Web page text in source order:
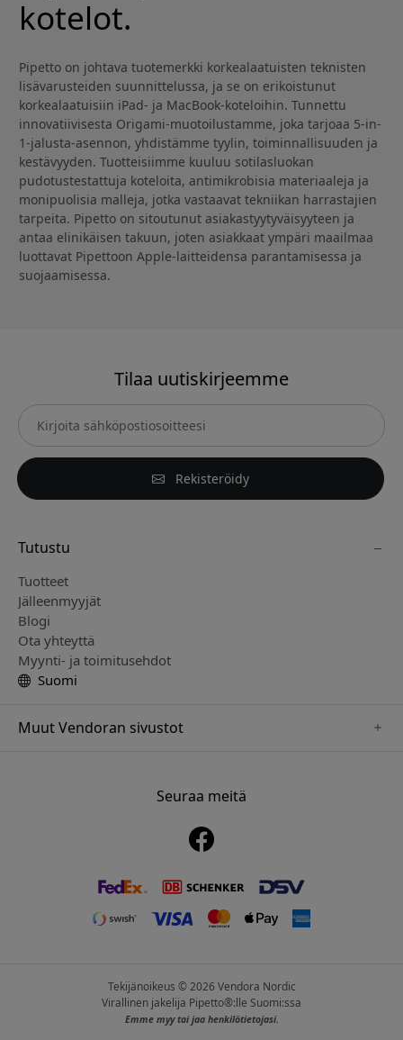
kotelot.
Pipetto on johtava tuotemerkki korkealaatuisten teknisten
lisävarusteiden suunnittelussa, ja se on erikoistunut
korkealaatuisiin iPad- ja MacBook-koteloihin. Tunnettu
innovatiivisesta Origami-muotoilustamme, joka tarjoaa 5-in-
1-jalusta-asennon, yhdistämme tyylin, toiminnallisuuden ja
kestävyyden. Tuotteisiimme kuuluu sotilasluokan
pudotustestattuja koteloita, antimikrobisia materiaaleja ja
monipuolisia malleja, jotka vastaavat tekniikan harrastajien
tarpeita. Pipetto on sitoutunut asiakastyytyväisyyteen ja
antaa elinikäisen takuun, joten asiakkaat ympäri maailmaa
luottavat Pipettoon Apple-laitteidensa parantamisessa ja
suojaamisessa.
Tilaa uutiskirjeemme
Rekisteröidy
Tutustu
Tuotteet
Jälleenmyyjät
Blogi
Ota yhteyttä
Myynti- ja toimitusehdot
Suomi
Muut Vendoran sivustot
www.myfirst.se
Seuraa meitä
Tekijänoikeus © 2026 Vendora Nordic
Virallinen jakelija Pipetto®:lle Suomi:ssa
Emme myy tai jaa henkilötietojasi.